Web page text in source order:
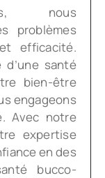
nous
problèmes
efficacité.
d’une santé
bien-être
engageons
Avec notre
expertise
en des
bucco-